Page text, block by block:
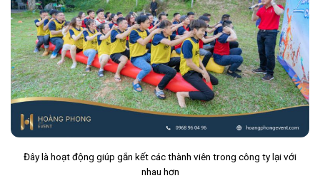
Đây là hoạt động giúp gắn kết các thành viên trong công ty lại với
nhau hơn